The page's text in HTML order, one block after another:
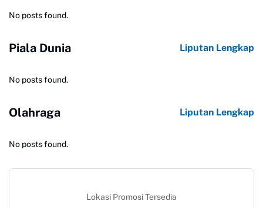
No posts found.
Piala Dunia Liputan Lengkap
No posts found.
Olahraga Liputan Lengkap
No posts found.
Lokasi Promosi Tersedia